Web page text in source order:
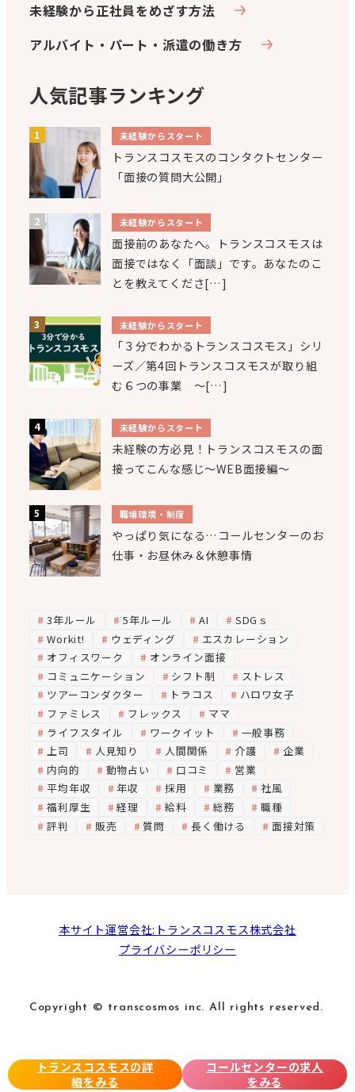
未経験から正社員をめざす方法
アルバイト・パート・派遣の働き方
人気記事ランキング
未経験からスタート
トランスコスモスのコンタクトセンター
「面接の質問大公開」
未経験からスタート
面接前のあなたへ。トランスコスモスは
面接ではなく「面談」です。あなたのこ
とを教えてくださ[…]
未経験からスタート
「３分でわかるトランスコスモス」シリ
ーズ／第4回トランスコスモスが取り組
む６つの事業 ～[…]
未経験からスタート
未経験の方必見！トランスコスモスの面
接ってこんな感じ～WEB面接編～
職場環境・制度
やっぱり気になる…コールセンターのお
仕事・お昼休み＆休憩事情
3年ルール 5年ルール AI
SDGｓ
Workit!
ウェディング
エスカレーション
オフィスワーク
オンライン面接
コミュニケーション
シフト制
ストレス
ツアーコンダクター
トラコス
ハロワ女子
ファミレス
フレックス
ママ
ライフスタイル
ワークイット
一般事務
上司
人見知り 人間関係 介護
企業
内向的
動物占い 口コミ
営業
平均年収
年収 採用 業務
社風
福利厚生
経理 給料 総務
職種
評判
販売 質問 長く働ける 面接対策
本サイト運営会社:トランスコスモス株式会社
プライバシーポリシー
トランスコスモスの詳
細をみる
コールセンターの求人
をみる
Copyright © transcosmos inc. All rights reserved.